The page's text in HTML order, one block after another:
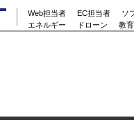
Web担当者 EC担当者
ソ
エネルギー
ドローン 教